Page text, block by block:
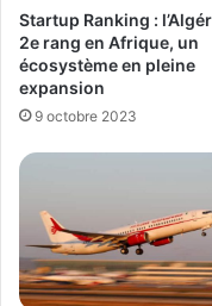
Startup Ranking :
2e rang en Afrique, un
écosystème en pleine
expansion
9 octobre 2023